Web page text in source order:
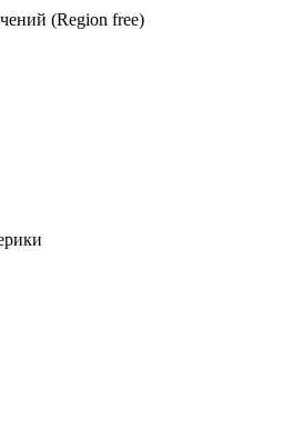
(Region free)